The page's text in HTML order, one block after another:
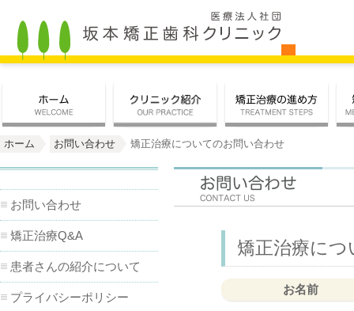
ホーム お問い合わせ 矯正治療についてのお問い合わせ
お問い合わせ
矯正治療Q&A
患者さんの紹介について
プライバシーポリシー
矯正治療に
お名前